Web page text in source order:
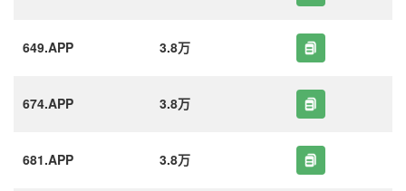
649.APP 3.8万
674.APP 3.8万
681.APP 3.8万